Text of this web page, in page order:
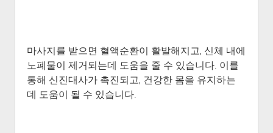
마사지를 받으면 혈액순환이 활발해지고, 신체 내에
노폐물이 제거되는데 도움을 줄 수 있습니다. 이를
통해 신진대사가 촉진되고, 건강한 몸을 유지하는
데 도움이 될 수 있습니다.